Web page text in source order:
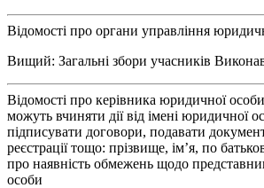
Відомості про органи управління
Вищий: Загальні збори учасників
Відомості про керівника юридичної
можуть вчиняти дії від імені юридичної
підписувати договори, подавати
реєстрації тощо: прізвище, ім’я, по
про наявність обмежень щодо
особи